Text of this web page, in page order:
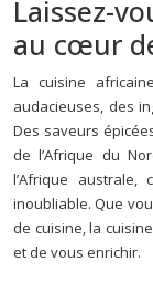
Laissez-
au cœur
La cuisine
audacieuses, des
Des saveurs
de l’Afrique du
l’Afrique
inoubliable. Que
de cuisine, la
et de vous enrichir.